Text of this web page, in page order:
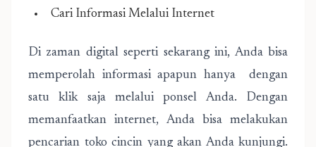
Cari Informasi Melalui Internet
Di zaman digital seperti sekarang ini, Anda bisa
memperolah informasi apapun hanya dengan
satu klik saja melalui ponsel Anda. Dengan
memanfaatkan internet, Anda bisa melakukan
pencarian toko cincin yang akan Anda kunjungi.